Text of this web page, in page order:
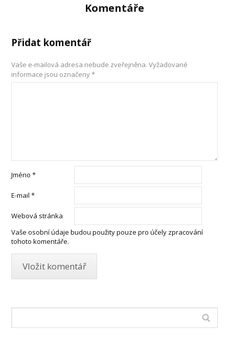
Komentáře
Přidat komentář
Vaše e-mailová adresa nebude zveřejněna. Vyžadované
informace jsou označeny*
Jméno*
E-mail*
Webová stránka
Vaše osobní údaje budou použity pouze pro účely zpracování
tohoto komentáře.